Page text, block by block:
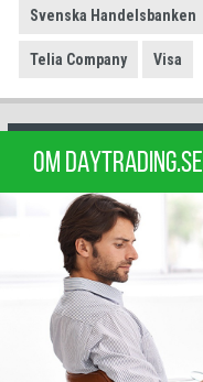
Svenska Handelsbanken
Telia Company Visa
OM DAYTRADING.SE